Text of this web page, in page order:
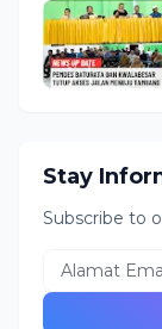
Stay
Subscribe to